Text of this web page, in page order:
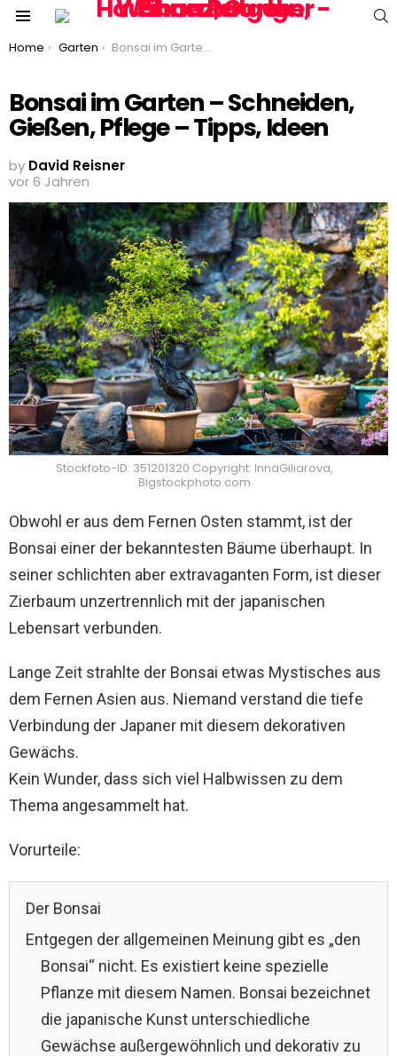
You are here:
Home Garten Bonsai im Garten – Schneiden, Gießen, Pflege – Tipps, Ideen
Bonsai im Garten – Schneiden,
Gießen, Pflege – Tipps, Ideen
by David Reisner
vor 6 Jahren
Stockfoto-ID: 351201320 Copyright: InnaGiliarova,
Bigstockphoto.com
Obwohl er aus dem Fernen Osten stammt, ist der
Bonsai einer der bekanntesten Bäume überhaupt. In
seiner schlichten aber extravaganten Form, ist dieser
Zierbaum unzertrennlich mit der japanischen
Lebensart verbunden.
Lange Zeit strahlte der Bonsai etwas Mystisches aus
dem Fernen Asien aus. Niemand verstand die tiefe
Verbindung der Japaner mit diesem dekorativen
Gewächs.
Kein Wunder, dass sich viel Halbwissen zu dem
Thema angesammelt hat.
Vorurteile:
Der Bonsai
Entgegen der allgemeinen Meinung gibt es „den
Bonsai“ nicht. Es existiert keine spezielle
Pflanze mit diesem Namen. Bonsai bezeichnet
die japanische Kunst unterschiedliche
Gewächse außergewöhnlich und dekorativ zu